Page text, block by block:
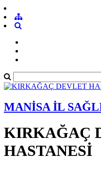
MANİSA İL
KIRKAĞAÇ
HASTANESİ